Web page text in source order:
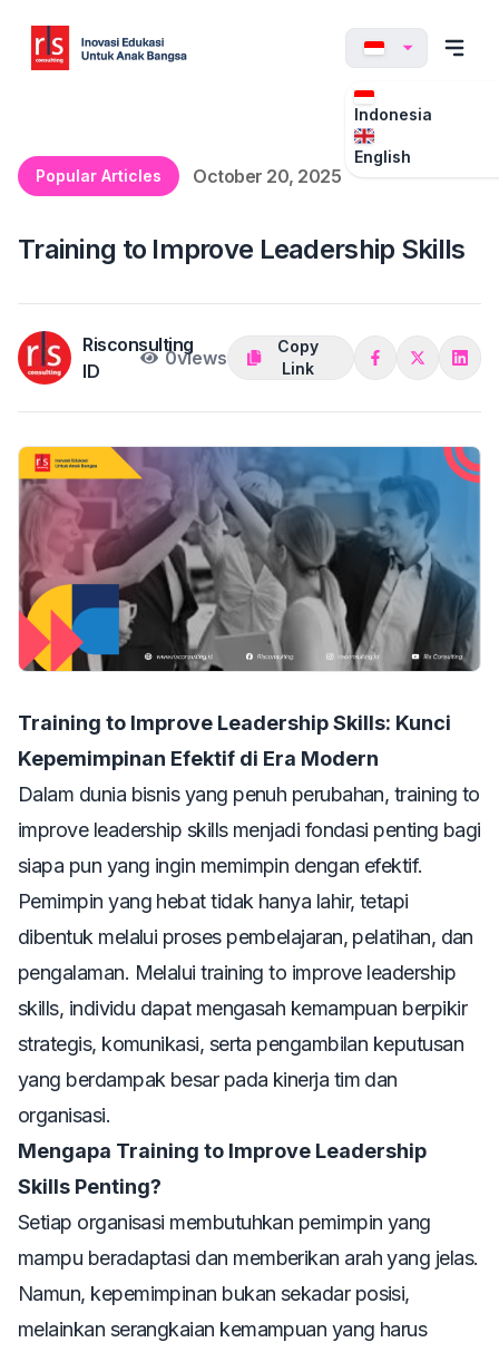
Indonesia
English
Popular Articles
October 20, 2025
Training to Improve Leadership Skills
Risconsulting
ID
0views
Copy
Link
Training to Improve Leadership Skills: Kunci
Kepemimpinan Efektif di Era Modern
Dalam dunia bisnis yang penuh perubahan, training to
improve leadership skillsmenjadi fondasi penting bagi
siapa pun yang ingin memimpin dengan efektif.
Pemimpin yang hebat tidak hanya lahir, tetapi
dibentuk melalui proses pembelajaran, pelatihan, dan
pengalaman. Melaluitraining to improve leadership
skills, individu dapat mengasah kemampuan berpikir
strategis, komunikasi, serta pengambilan keputusan
yang berdampak besar pada kinerja tim dan
organisasi.
Mengapa Training to Improve Leadership
Skills Penting?
Setiap organisasi membutuhkan pemimpin yang
mampu beradaptasi dan memberikan arah yang jelas.
Namun, kepemimpinan bukan sekadar posisi,
melainkan serangkaian kemampuan yang harus